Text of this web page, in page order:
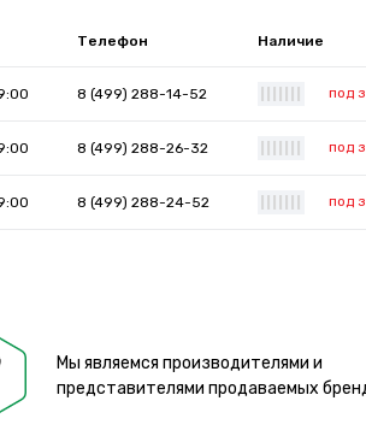
Телефон Наличие
8 (499) 288-14-52 под
8 (499) 288-26-32 под
8 (499) 288-24-52 под
Мы являемся производителями и
представителями продаваемых